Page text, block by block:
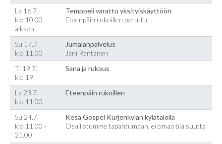
La 16.7.
klo 10.00
alkaen
Temppeli varattu yksityiskäyttöön
Eteenpäin rukoillen peruttu
Su 17.7.
klo 11.00
Jumalanpalvelus
Jani Rantanen
Ti 19.7.
klo 19
Sana ja rukous
La 23.7.
klo 11.00
Eteenpäin rukoillen
Su 24.7.
klo 11.00 -
21.00
Kesä Gospel Kurjenkylän kylätalolla
Osallistumme tapahtumaan, ei omaa tilaisuutta